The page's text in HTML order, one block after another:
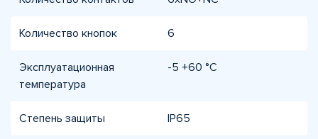
Количество кнопок 6
Эксплуатационная
температура
-5 +60 °С
Степень защиты IP65